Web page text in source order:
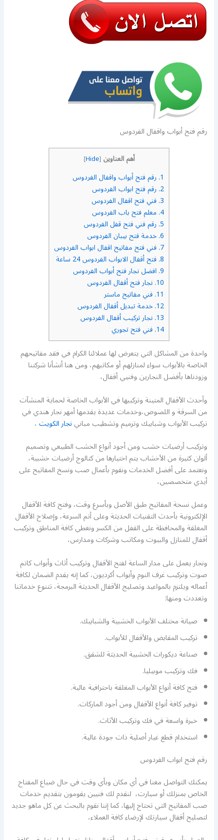
رقم فتح أبواب واقفال الفردوس
أهم العناوين [
Hide
]
1. رقم فتح أبواب واقفال الفردوس
2. رقم فتح ابواب الفردوس
3. فني فتح اقفال الفردوس
4. معلم فتح باب الفردوس
5. رقم فني فتح قفل الفردوس
6. خدمة فتح بيبان الفردوس
7. فني فتح مفاتيح اقفال ابواب الفردوس
8. فتح أقفال الابواب الفردوس 24 ساعة
9. افضل نجار فتح أبواب الفردوس
10. نجار فتح أقفال الفردوس
11. فني مفاتيح ماستر
12. خدمة تبديل أقفال الفردوس
13. نجار تركيب أقفال الفردوس
14. فني فتح تجوري
واحدة من المشاكل التي يتعرض لها عملائنا الكرام في فقد مفاتيحهم
الخاصة بالأبواب سواء لمنازلهم أو مكاتبهم، ومن هنا أنشأنا شركتنا
وزودناها بأفضل النجارين وفنيي أقفال،
وأحدث الأقفال المتينة وتركيبها في الأبواب الخاصة لحماية المنشآت
من السرقة و اللصوص،وخدمات عديدة يقدمها أمهر نجار هندي في
تركيب الأبواب وشبابيك وترميم وتشطيب مبانينجار الكويت،
وتركيب أرضيات خشب ومن أجود أنواع الخشب الطبيعي وتصميم
ألوان كثيرة من الأخشاب يتم اختيارها من كتالوج أرضيات خشبية،
ونعتمد على أفضل الخدمات ونقوم بأعمال صب ونسخ المفاتيح على
أيدي متخصصين،
وعمل نسخة المفاتيح طبق الأصل وبأسرع وقت، وفتح كافة الأقفال
الإلكترونية بأحدث التقنيات الحديثة وعلى أتم السرعة، وإصلاح الأقفال
المغلقة والمحافظة على القفل من الكسر ونغطي كافة المناطق وتركيب
أقفال للمنازل والبيوت ومكاتب وشركات ومدارس،
ونجار يعمل على مدار الساعة لفتح الأقفال وتركيب أثاث وأبواب كاتم
صوت وتركيب غرف النوم وأبواب أكرديون، كما إنه يقدم الضمان لكافة
أعماله ويلتزم بالمواعيد وتصليح الأقفال الحديثة البرمجة، تتنوع خدماتنا
وتعددت ومنها:
صيانة مختلف الأبواب الخشبية والشبابيك.
تركيب المقابض والأقفال للأبواب.
صناعة ديكورات الخشبية الحديثة للشقق.
فك وتركيب موبيليا.
فتح كافة أنواع الأبواب المغلقة باحترافية عالية.
توفير كافة أنواع الأقفال ومن أجود الماركات.
خبرة واسعة في فك وتركيب الأثاث.
استخدام قطع غيار أصلية ذات جودة عالية.
رقم فتح ابواب الفردوس
يمكنك التواصل معنا في أي مكان وبأي وقت في حال ضياع المفتاح
الخاص بمنزلك أو سيارت، لنقدم لك فنيين يقومون بتقديم خدمات
صب المفاتيح التي تحتاج إليها، كما إننا نقوم بالبحث عن كل ماهو جديد
لتصليح أقفال سيارتك لإرضاء كافة العملاء،